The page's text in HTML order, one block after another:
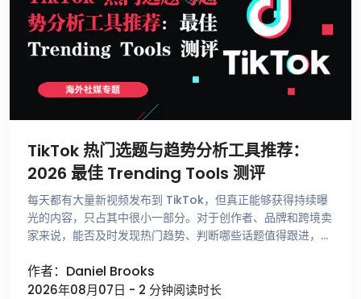
TikTok 热门选题与趋势分析工具推荐：
2026 最佳 Trending Tools 测评
每天都有大量新视频发布到 TikTok，但真正能够获得持续曝
光的内容，只占其中很小一部分。对于创作者、品牌和跨境卖
家来说，能否及时发现热门趋势、判断哪些话题值得跟进，比
赖刷 For …
作者：Daniel Brooks
2026年08月07日 - 2 分钟阅读时长